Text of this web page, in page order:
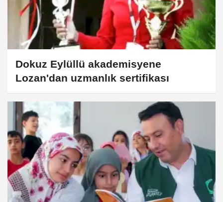
Dokuz Eylüllü akademisyene
Lozan'dan uzmanlık sertifikası